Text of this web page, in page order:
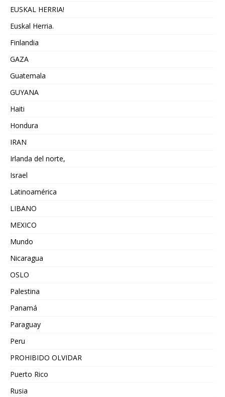
EUSKAL HERRIA!
Euskal Herria.
Finlandia
GAZA
Guatemala
GUYANA
Haiti
Hondura
IRAN
Irlanda del norte,
Israel
Latinoamérica
LIBANO
MEXICO
Mundo
Nicaragua
OSLO
Palestina
Panamá
Paraguay
Peru
PROHIBIDO OLVIDAR
Puerto Rico
Rusia